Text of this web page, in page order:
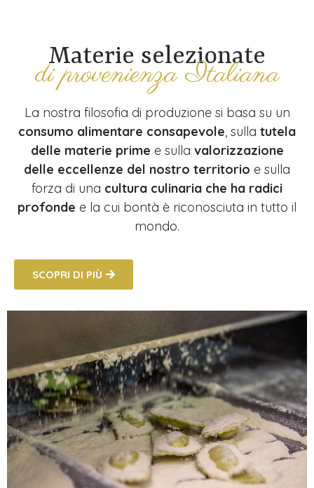
Materie selezionate
di provenienza Italiana
La nostra filosofia di produzione si basa su un
consumo alimentare consapevole, sulla tutela
delle materie prime e sulla valorizzazione
delle eccellenze del nostro territorio e sulla
forza di una cultura culinaria che ha radici
profonde e la cui bontà è riconosciuta in tutto il
mondo.
SCOPRI DI PIÙ